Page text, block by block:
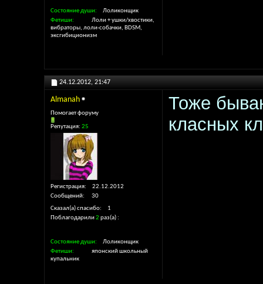
Состояние души
Лоликонщик
Фетиши
Лоли + ушки/хвостики,
вибраторы, лоли-собачки, BDSM,
эксгибиционизм
24.12.2012, 21:47
Almanah
Помогает форуму
Репутация: 25
Регистрация
22.12.2012
Сообщений
30
Сказал(а) спасибо
1
Поблагодарили2 раз(а)
Состояние души
Лоликонщик
Фетиши
японский школьный
купальник
Тоже
класных